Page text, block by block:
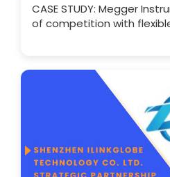
CASE STUDY: Megger
of competition with